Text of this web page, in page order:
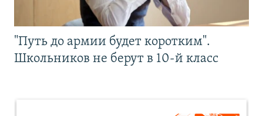
"Путь до армии будет коротким".
Школьников не берут в 10-й класс